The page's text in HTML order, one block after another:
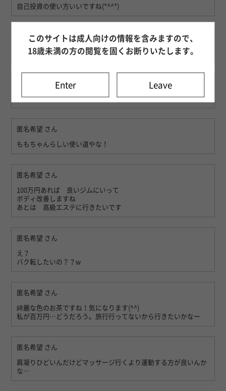
自己投資の使い方いいですね(*^^*)
匿名希望さん
100万円あったら憧れてる家具一式買うかな^_^
さん
100万あったら自分のために半分使って残りは貯金したいです！
匿名希望 さん
ももちゃんらしい使い道やな！
匿名希望 さん
100万円あれば 良いジムにいって
ボディ改善しますね
あとは 高級エステに行きたいです
匿名希望 さん
え？
バク転したいの？？w
匿名希望 さん
綺麗な色のお茶ですね！気になります(^^)
私が百万円…どうだろう。旅行行ってないから行きたいかなー
匿名希望 さん
肩凝りひどいんだけどマッサージ行くより運動する方が良いんか
な…
このサイトは成人向けの情報を含みますので、
18歳未満の方の閲覧を固くお断りいたします。
Enter Leave